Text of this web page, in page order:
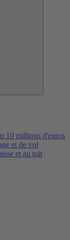
10 millions d'euros
et de vol
et au toit